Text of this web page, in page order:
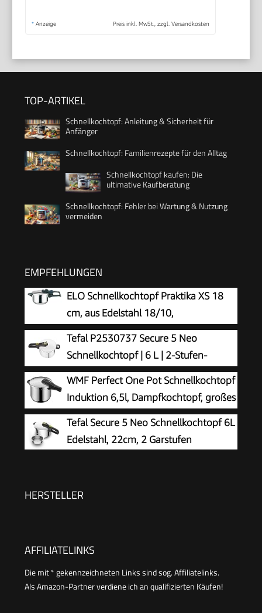
* Anzeige Preis inkl. MwSt., zzgl. Versandkosten
TOP-ARTIKEL
Schnellkochtopf: Anleitung & Sicherheit für
Anfänger
Schnellkochtopf: Familienrezepte für den Alltag
Schnellkochtopf kaufen: Die
ultimative Kaufberatung
Schnellkochtopf: Fehler bei Wartung & Nutzung
vermeiden
EMPFEHLUNGEN
ELO Schnellkochtopf Praktika XS 18
cm, aus Edelstahl 18/10,
automatisches Druckregelsystem, schonendes
Garen, starker ELO-Therm Speicherboden, mit
Sicherheitsmechanismus, Schnellkochtopf
Induktion
Tefal P2530737 Secure 5 Neo
Schnellkochtopf | 6 L | 2-Stufen-
Garregler | hochwertiger | Silber/Grün
WMF Perfect One Pot Schnellkochtopf
Induktion 6,5l, Dampfkochtopf, großes
Kochsignal, 2 Kochstufen,
abnehmbarer Deckelgriff, Cromargan Edelstahl
Tefal Secure 5 Neo Schnellkochtopf 6L
Edelstahl, 22cm, 2 Garstufen
HERSTELLER
AFFILIATELINKS
Die mit * gekennzeichneten Links sind sog. Affiliatelinks.
Als Amazon-Partner verdiene ich an qualifizierten Käufen!